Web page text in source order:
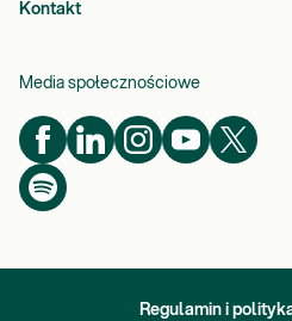
Kontakt
Media społecznościowe
Regulamin i